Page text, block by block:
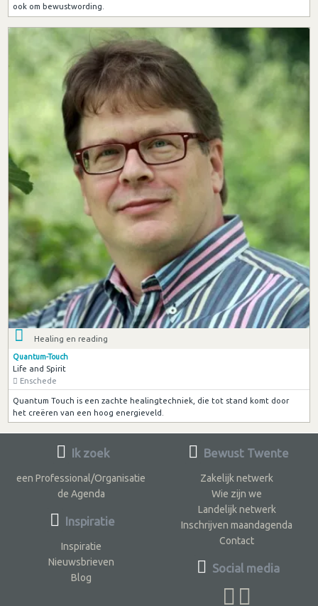
ook om bewustwording.
Healing en reading
Quantum-Touch
Life and Spirit
Enschede
Quantum Touch is een zachte healingtechniek, die tot stand komt door
het creëren van een hoog energieveld.
Ik zoek
een Professional/Organisatie
de Agenda
Inspiratie
Inspiratie
Nieuwsbrieven
Blog
Bewust Twente
Zakelijk netwerk
Wie zijn we
Landelijk netwerk
Inschrijven maandagenda
Contact
Social media